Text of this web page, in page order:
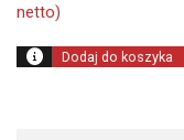
netto)
Dodaj do koszyka